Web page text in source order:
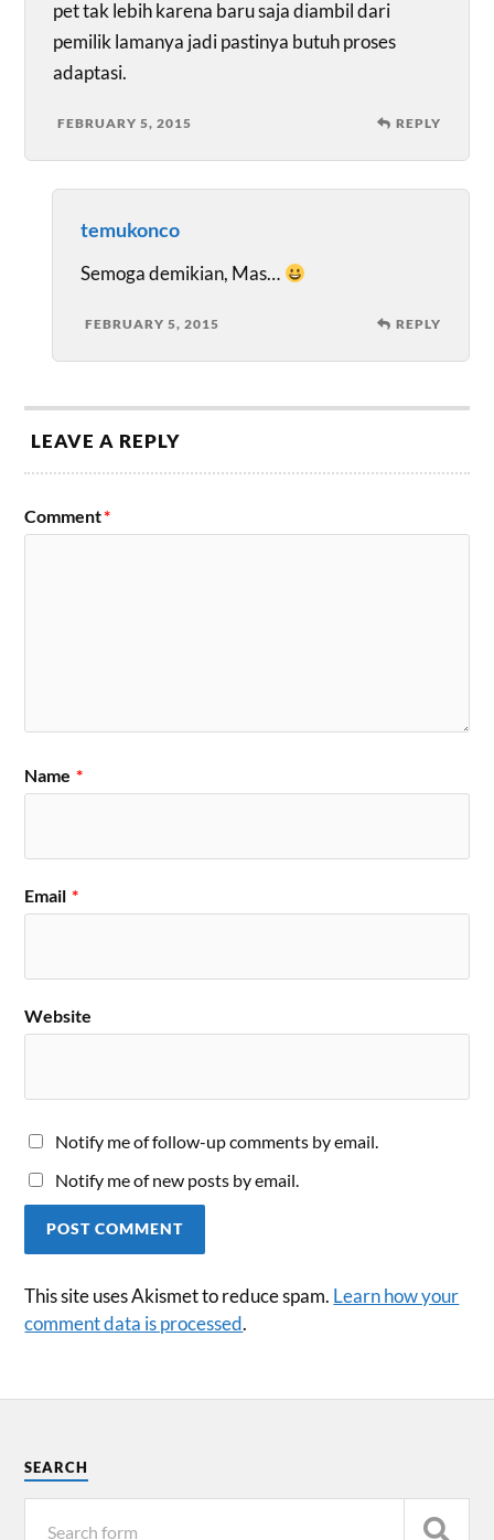
pet tak lebih karena baru saja diambil dari
pemilik lamanya jadi pastinya butuh proses
adaptasi.
FEBRUARY 5, 2015 REPLY
temukonco
Semoga demikian, Mas…
FEBRUARY 5, 2015 REPLY
LEAVE A REPLY
Comment*
Name *
Email *
Website
Notify me of follow-up comments by email.
Notify me of new posts by email.
This site uses Akismet to reduce spam. Learn how your
comment data is processed.
SEARCH